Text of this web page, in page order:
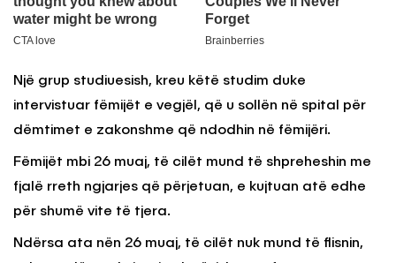
Një grup studiuesish, kreu këtë studim duke
intervistuar fëmijët e vegjël, që u sollën në spital për
dëmtimet e zakonshme që ndodhin në fëmijëri.
Fëmijët mbi 26 muaj, të cilët mund të shpreheshin me
fjalë rreth ngjarjes që përjetuan, e kujtuan atë edhe
për shumë vite të tjera.
Ndërsa ata nën 26 muaj, të cilët nuk mund të flisnin,